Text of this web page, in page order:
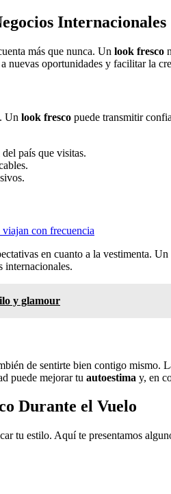
Internacionales
más que nunca. Un look fresco
nuevas oportunidades y facilitar la
Un look fresco puede transmitir
país que visitas.
viajan con frecuencia
en cuanto a la vestimenta. Un
internacionales.
y glamour
de sentirte bien contigo
puede mejorar tu autoestima y, en
Durante el Vuelo
tu estilo. Aquí te presentamos